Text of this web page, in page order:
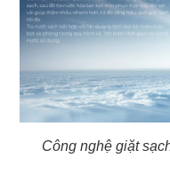
Công nghệ giặt